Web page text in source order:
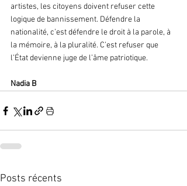
artistes, les citoyens doivent refuser cette
logique de bannissement. Défendre la
nationalité, c’est défendre le droit à la parole, à
la mémoire, à la pluralité. C’est refuser que
l’État devienne juge de l’âme patriotique.
Nadia B
Posts récents